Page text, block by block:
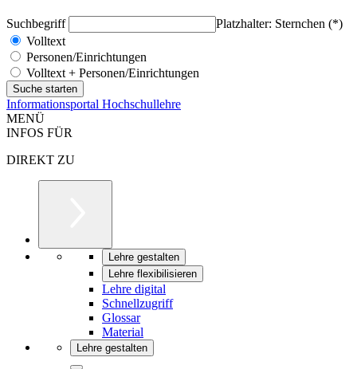
Suchbegriff
Platzhalter: Sternchen (*)
Volltext
Personen/Einrichtungen
Volltext + Personen/Einrichtungen
Informationsportal Hochschullehre
MENÜ
INFOS FÜR
DIREKT ZU
Lehre gestalten
Lehre flexibilisieren
Lehre digital
Schnellzugriff
Glossar
Material
Lehre gestalten